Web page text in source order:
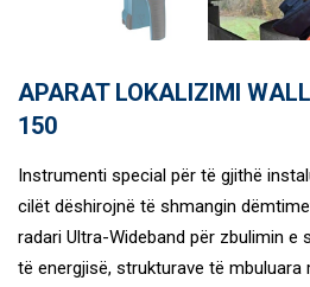
APARAT LOKALIZIMI
150
Instrumenti special për të gjithë
cilët dëshirojnë të shmangin
radari Ultra-Wideband për zbulimin e
të energjisë, strukturave të mbuluara